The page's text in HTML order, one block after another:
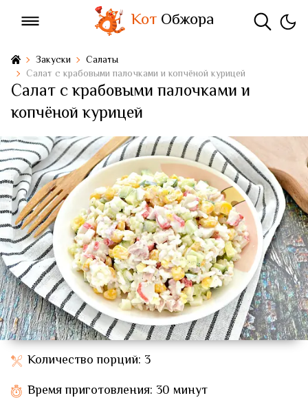
КотОбжора
Закуски
Салаты
Салат с крабовыми палочками и копчёной курицей
Салат с крабовыми палочками и
копчёной курицей
Количество порций: 3
Время приготовления: 30 минут